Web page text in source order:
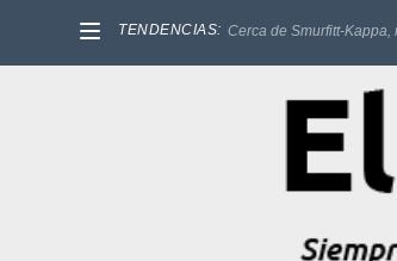
TENDENCIAS: Cerca de Smurfitt-Kappa,